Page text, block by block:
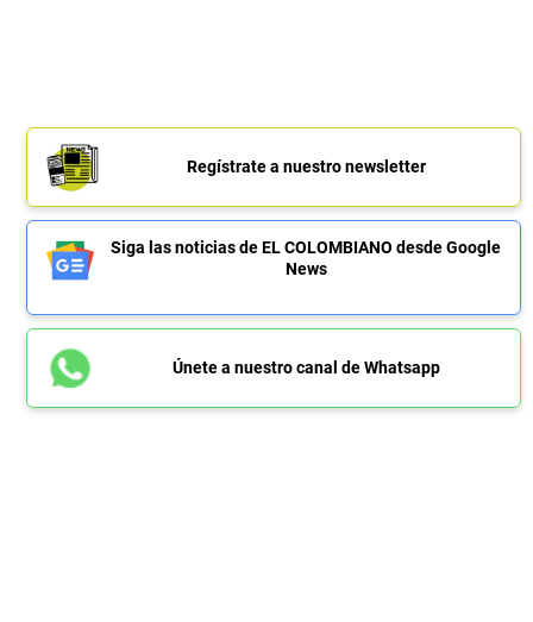
Regístrate a nuestro newsletter
Siga las noticias de EL COLOMBIANO desde Google
News
Únete a nuestro canal de Whatsapp